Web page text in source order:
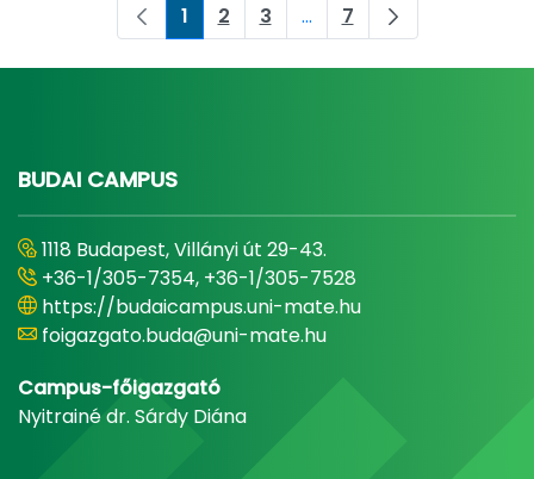
Pagina
1 Pagina
2 Pagina
3 ...Pagini intermediare Use
Pagina
7
BUDAI CAMPUS
1118 Budapest, Villányi út 29-43.
+36-1/305-7354, +36-1/305-7528
https://budaicampus.uni-mate.hu
foigazgato.buda@uni-mate.hu
Campus-főigazgató
Nyitrainé dr. Sárdy Diána